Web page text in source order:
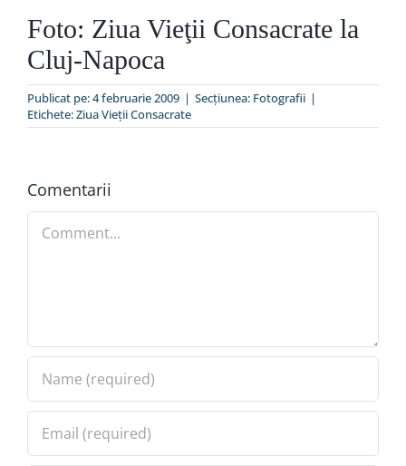
Organizare
Liturgic
Special
Foto: Ziua Vieţii Consacrate la
Cluj-Napoca
Publicat pe: 4 februarie 2009 | Secțiunea: Fotografii |
Etichete:Ziua Vieţii Consacrate
Comentarii
Comment